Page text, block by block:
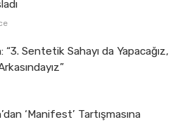
“3. Sentetik Sahayı da Yapacağız,
‘Manifest’ Tartışmasına